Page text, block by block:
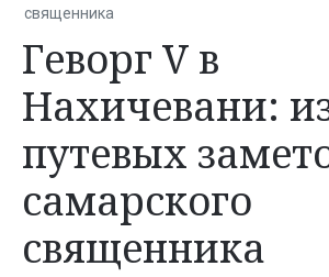
священника
Геворг V в
Нахичевани:
путевых
самарского
священника